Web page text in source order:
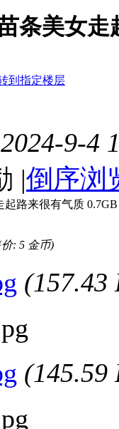
条美女
9-4
|倒序浏
起路来很有气质 0.7GB
价: 5 金币)